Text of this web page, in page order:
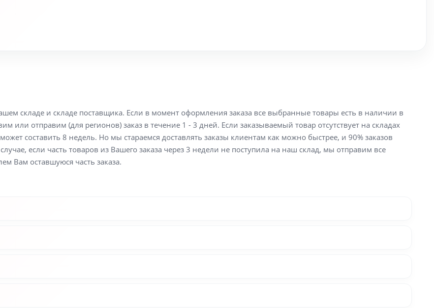
складе и складе поставщика. Если в момент оформления заказа все выбранные товары есть в наличии в
или отправим (для регионов) заказ в течение 1 - 3 дней. Если заказываемый товар отсутствует на складах
составить 8 недель. Но мы стараемся доставлять заказы клиентам как можно быстрее, и 90% заказов
если часть товаров из Вашего заказа через 3 недели не поступила на наш склад, мы отправим все
Вам оставшуюся часть заказа.